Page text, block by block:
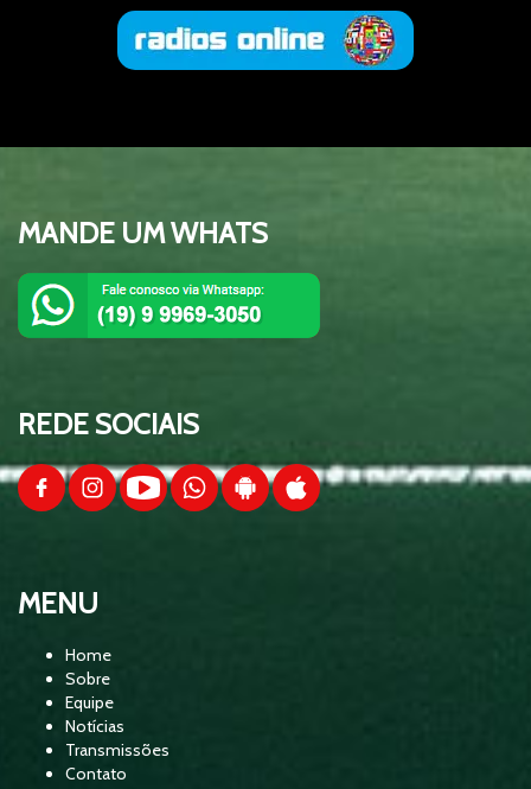
01:29:15
Esquenta Show de Bola - Copa 20226 -
Brasil x Escócia
00:09:09
01:30:24Esquenta da Copa 2026 - Equipe Show
de Bola
01:37:00
01:39:15Esquenta da Copa 2026 - Equipe Show
de Bola - Brasil x Haiti
01:33:52
02:52:39
MANDE UM WHATS
REDE SOCIAIS
MENU
Home
Sobre
Equipe
Notícias
Transmissões
Contato